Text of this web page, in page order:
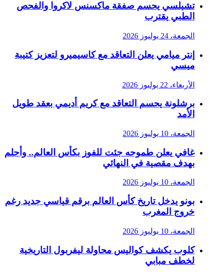
تشيلسي يحسم صفقة ماكسنس لاكروا والفحص
الطبي يقترب
الجمعة، 24 يوليوز 2026
إنتر ميامي يعلن التعاقد مع كاسيميرو لتعزيز كتيبة
ميسي
الأربعاء، 22 يوليوز 2026
برشلونة يحسم التعاقد مع كريم أديمي بعقد طويل
الأمد
الجمعة، 10 يوليوز 2026
غافي يعلن طموحه جئت للفوز بكأس العالم.. وأحلم
بهدف مقصية في النهائي
الجمعة، 10 يوليوز 2026
بونو يدخل تاريخ كأس العالم برقم قياسي جديد رغم
خروج المغرب
الجمعة، 10 يوليوز 2026
كلوب يكشف كواليس محاولة ليفربول التاريخية
لخطف مبابي